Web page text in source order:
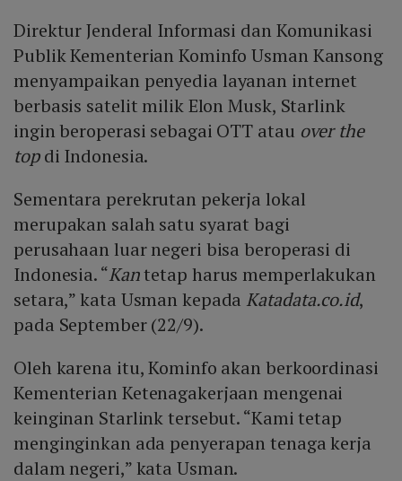
Direktur Jenderal Informasi dan Komunikasi
Publik Kementerian Kominfo Usman Kansong
menyampaikan penyedia layanan internet
berbasis satelit milik Elon Musk, Starlink
ingin beroperasi sebagai OTT atau over the
topdi Indonesia.
Sementara perekrutan pekerja lokal
merupakan salah satu syarat bagi
perusahaan luar negeri bisa beroperasi di
Indonesia. “Kantetap harus memperlakukan
setara,” kata Usman kepada Katadata.co.id,
pada September (22/9).
Oleh karena itu, Kominfo akan berkoordinasi
Kementerian Ketenagakerjaan mengenai
keinginan Starlink tersebut. “Kami tetap
menginginkan ada penyerapan tenaga kerja
dalam negeri,” kata Usman.